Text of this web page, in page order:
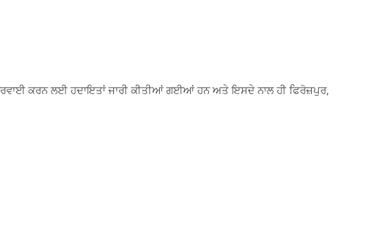
ਕਰਨ ਲਈ ਹਦਾਇਤਾਂ ਜਾਰੀ ਕੀਤੀਆਂ ਗਈਆਂ ਹਨ ਅਤੇ ਇਸਦੇ ਨਾਲ ਹੀ ਫਿਰੋਜ਼ਪੁਰ,